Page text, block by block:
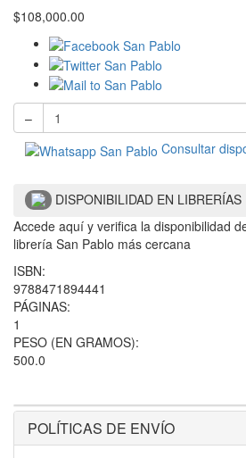
$108,000.00
–
Consultar
DISPONIBILIDAD EN LIBRERÍAS
Accede aquí y verifica la disponibilidad
librería San Pablo más cercana
ISBN:
9788471894441
PÁGINAS:
1
PESO (EN GRAMOS):
500.0
POLÍTICAS DE ENVÍO